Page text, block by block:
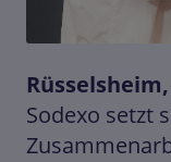
Sodexo setzt